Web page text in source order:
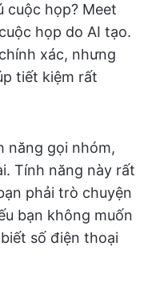
cuộc họp? Meet
họp do AI tạo.
xác, nhưng
tiết kiệm rất
năng gọi nhóm,
Tính năng này rất
phải trò chuyện
bạn không muốn
số điện thoại